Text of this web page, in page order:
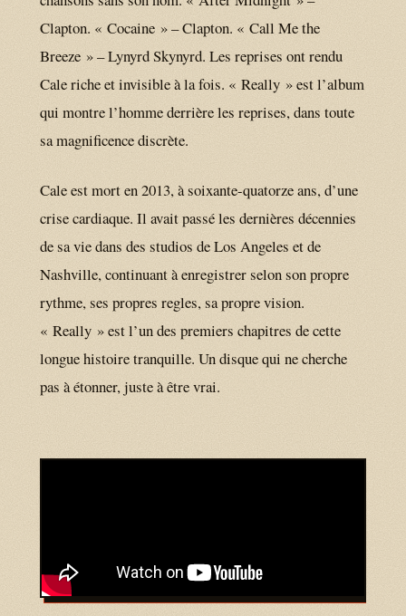
Clapton. « Cocaine » – Clapton. « Call Me the
Breeze » – Lynyrd Skynyrd. Les reprises ont rendu
Cale riche et invisible à la fois. « Really » est l’album
qui montre l’homme derrière les reprises, dans toute
sa magnificence discrète.
Cale est mort en 2013, à soixante-quatorze ans, d’une
crise cardiaque. Il avait passé les dernières décennies
de sa vie dans des studios de Los Angeles et de
Nashville, continuant à enregistrer selon son propre
rythme, ses propres regles, sa propre vision.
« Really » est l’un des premiers chapitres de cette
longue histoire tranquille. Un disque qui ne cherche
pas à étonner, juste à être vrai.